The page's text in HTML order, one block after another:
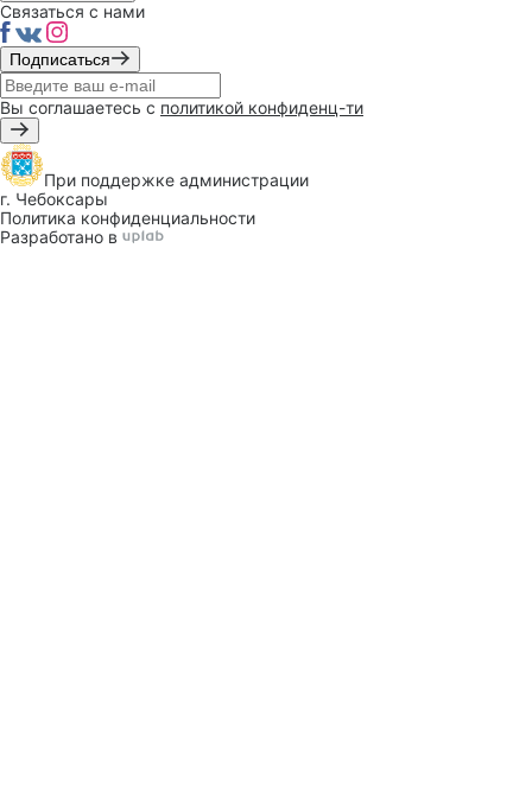
Связаться с нами
Подписаться
Вы соглашаетесь с политикой конфиденц-ти
При поддержке администрации
г. Чебоксары
Политика конфиденциальности
Разработано в